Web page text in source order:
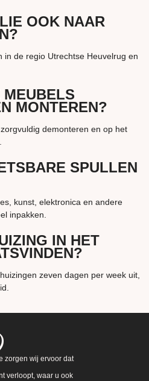
OOK NAAR
in de regio Utrechtse Heuvelrug en
MONTEREN?
demonteren en op het
SPULLEN
kunst, elektronica en andere
inpakken.
IN HET
zeven dagen per week uit,
zorgen wij ervoor dat
verloopt, waar u ook